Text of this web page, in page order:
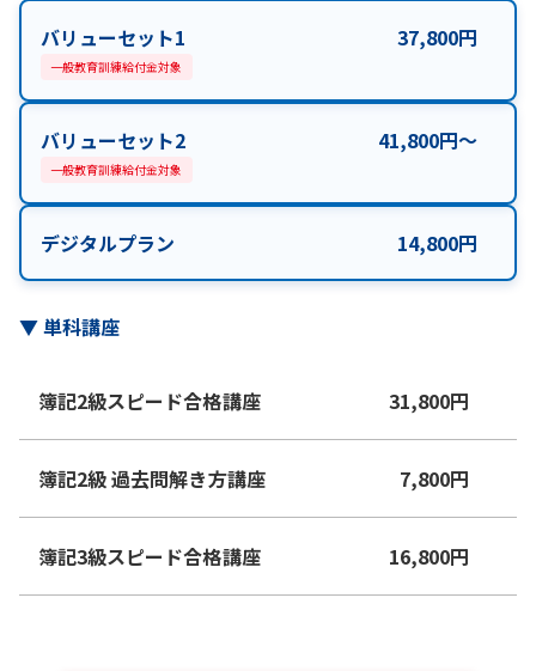
バリューセット1 37,800円
一般教育訓練給付金対象
バリューセット2 41,800円〜
一般教育訓練給付金対象
デジタルプラン 14,800円
▼単科講座
簿記2級スピード合格講座 31,800円
簿記2級 過去問解き方講座 7,800円
簿記3級スピード合格講座 16,800円